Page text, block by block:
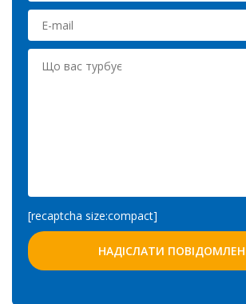
[recaptcha size:compact]